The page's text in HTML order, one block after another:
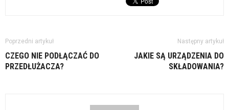
Poprzedni artykuł
CZEGO NIE PODŁĄCZAĆ DO
PRZEDŁUŻACZA?
Następny artykuł
JAKIE SĄ URZĄDZENIA DO
SKŁADOWANIA?